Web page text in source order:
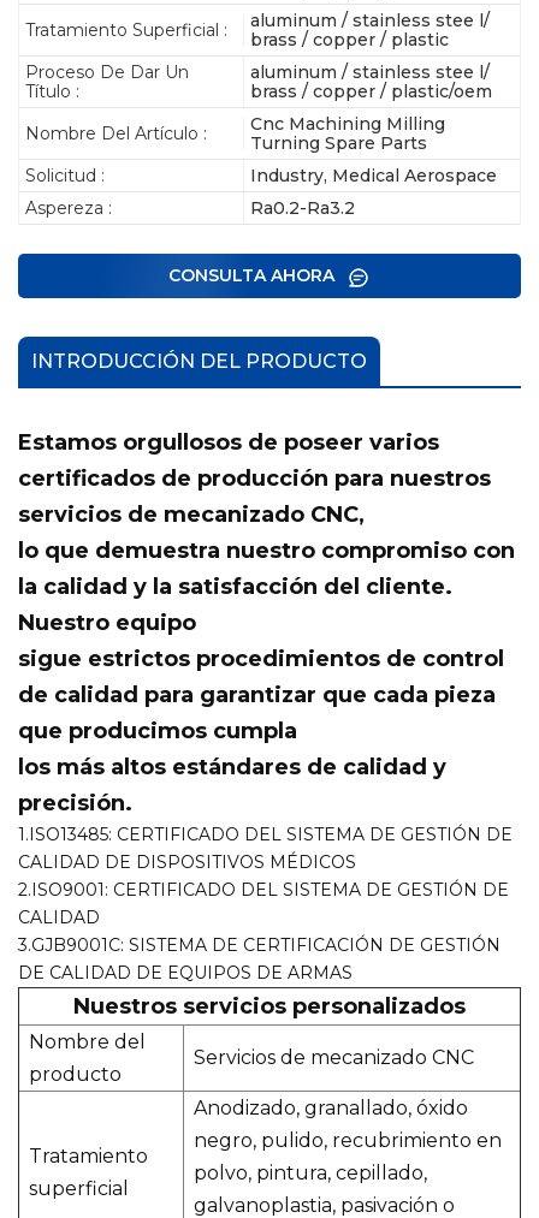
Tratamiento Superficial :
aluminum / stainless stee l/
brass / copper / plastic
Proceso De Dar Un
Título :
aluminum / stainless stee l/
brass / copper / plastic/oem
Nombre Del Artículo :
Cnc Machining Milling
Turning Spare Parts
Solicitud :
Industry, Medical Aerospace
Aspereza :
Ra0.2-Ra3.2
CONSULTA AHORA
INTRODUCCIÓN DEL PRODUCTO
Estamos orgullosos de poseer varios
certificados de producción para nuestros
servicios de mecanizado CNC,
lo que demuestra nuestro compromiso con
la calidad y la satisfacción del cliente.
Nuestro equipo
sigue estrictos procedimientos de control
de calidad para garantizar que cada pieza
que producimos cumpla
los más altos estándares de calidad y
precisión.
1.ISO13485: CERTIFICADO DEL SISTEMA DE GESTIÓN DE
CALIDAD DE DISPOSITIVOS MÉDICOS
2.ISO9001: CERTIFICADO DEL SISTEMA DE GESTIÓN DE
CALIDAD
3.GJB9001C: SISTEMA DE CERTIFICACIÓN DE GESTIÓN
DE CALIDAD DE EQUIPOS DE ARMAS
Nuestros servicios personalizados
Nombre del
producto
Servicios de mecanizado CNC
Tratamiento
superficial
Anodizado, granallado, óxido
negro, pulido, recubrimiento en
polvo, pintura, cepillado,
galvanoplastia, pasivación o